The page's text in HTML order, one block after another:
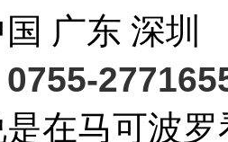
广东 深圳
0755-
在马可波